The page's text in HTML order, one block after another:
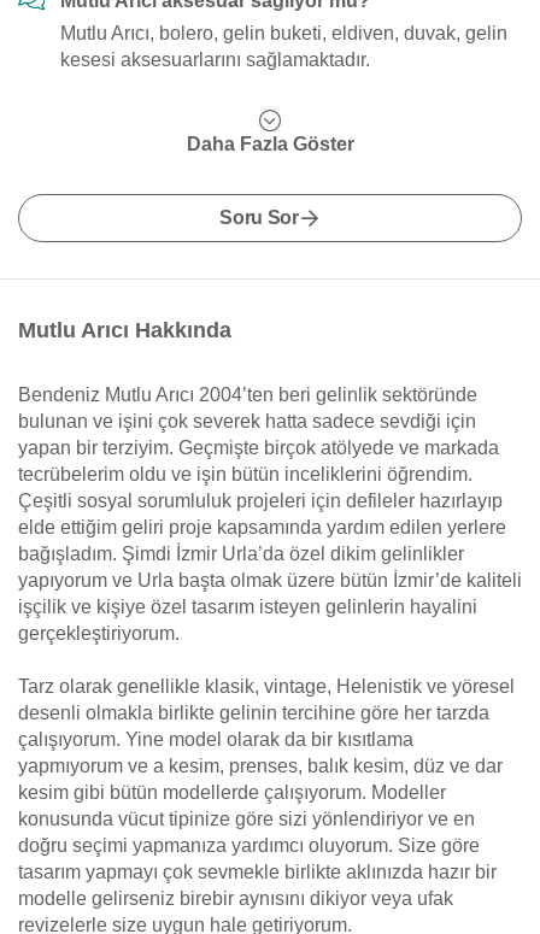
Mutlu Arıcı, bolero, gelin buketi, eldiven, duvak, gelin
kesesi aksesuarlarını sağlamaktadır.
Daha Fazla Göster
Soru Sor
Mutlu Arıcı Hakkında
Bendeniz Mutlu Arıcı 2004’ten beri gelinlik sektöründe
bulunan ve işini çok severek hatta sadece sevdiği için
yapan bir terziyim. Geçmişte birçok atölyede ve markada
tecrübelerim oldu ve işin bütün inceliklerini öğrendim.
Çeşitli sosyal sorumluluk projeleri için defileler hazırlayıp
elde ettiğim geliri proje kapsamında yardım edilen yerlere
bağışladım. Şimdi İzmir Urla’da özel dikim gelinlikler
yapıyorum ve Urla başta olmak üzere bütün İzmir’de kaliteli
işçilik ve kişiye özel tasarım isteyen gelinlerin hayalini
gerçekleştiriyorum.
Tarz olarak genellikle klasik, vintage, Helenistik ve yöresel
desenli olmakla birlikte gelinin tercihine göre her tarzda
çalışıyorum. Yine model olarak da bir kısıtlama
yapmıyorum ve a kesim, prenses, balık kesim, düz ve dar
kesim gibi bütün modellerde çalışıyorum. Modeller
konusunda vücut tipinize göre sizi yönlendiriyor ve en
doğru seçimi yapmanıza yardımcı oluyorum. Size göre
tasarım yapmayı çok sevmekle birlikte aklınızda hazır bir
modelle gelirseniz birebir aynısını dikiyor veya ufak
revizelerle size uygun hale getiriyorum.